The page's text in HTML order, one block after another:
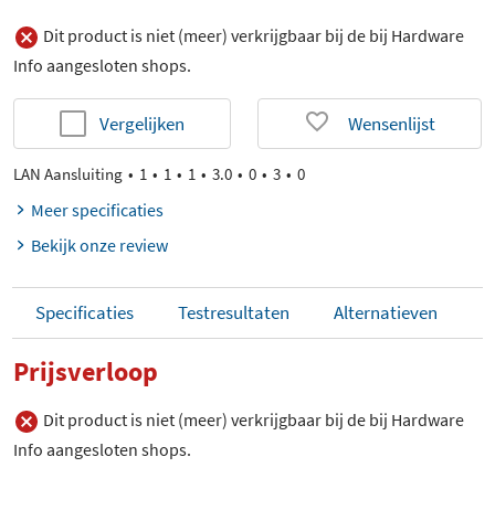
Dit product is niet (meer) verkrijgbaar bij de bij Hardware
Info aangesloten shops.
Vergelijken Wensenlijst
LAN Aansluiting 1 1 1 3.0 0 3 0
Meer specificaties
Bekijk onze review
Specificaties Testresultaten Alternatieven
Prijsverloop
Dit product is niet (meer) verkrijgbaar bij de bij Hardware
Info aangesloten shops.